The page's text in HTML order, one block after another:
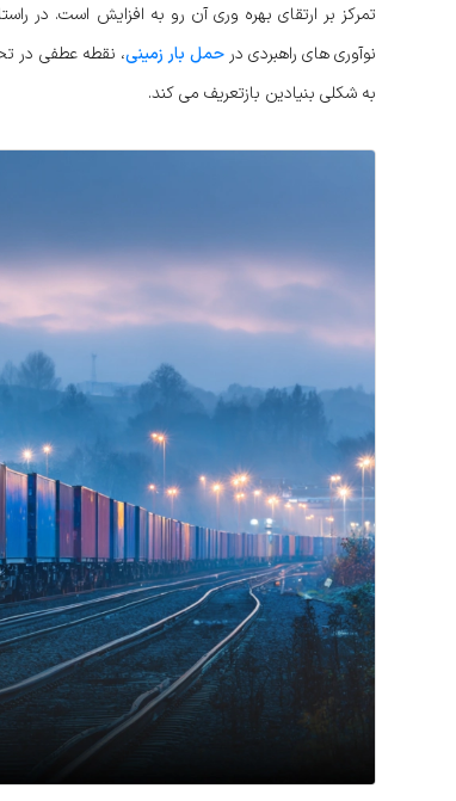
نوآوری های راهبردی درحمل بار زمینی، نقطه عطفی در
به شکلی بنیادین بازتعریف می کند.